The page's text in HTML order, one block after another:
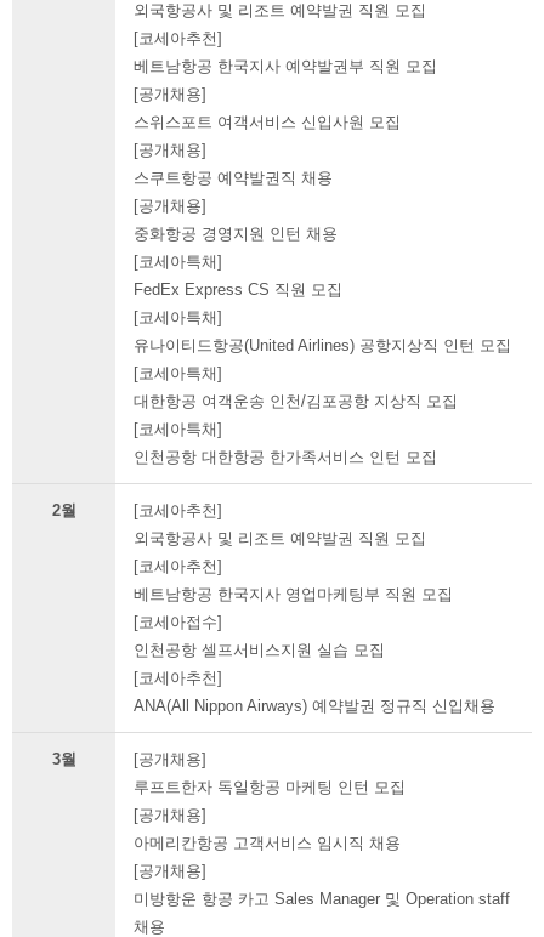
외국항공사 및 리조트 예약발권 직원 모집
[코세아추천]
베트남항공 한국지사 예약발권부 직원 모집
[공개채용]
스위스포트 여객서비스 신입사원 모집
[공개채용]
스쿠트항공 예약발권직 채용
[공개채용]
중화항공 경영지원 인턴 채용
[코세아특채]
FedEx Express CS 직원 모집
[코세아특채]
유나이티드항공(United Airlines) 공항지상직 인턴 모집
[코세아특채]
대한항공 여객운송 인천/김포공항 지상직 모집
[코세아특채]
인천공항 대한항공 한가족서비스 인턴 모집
2월
[코세아추천]
외국항공사 및 리조트 예약발권 직원 모집
[코세아추천]
베트남항공 한국지사 영업마케팅부 직원 모집
[코세아접수]
인천공항 셀프서비스지원 실습 모집
[코세아추천]
ANA(All Nippon Airways) 예약발권 정규직 신입채용
3월
[공개채용]
루프트한자 독일항공 마케팅 인턴 모집
[공개채용]
아메리칸항공 고객서비스 임시직 채용
[공개채용]
미방항운 항공 카고 Sales Manager 및 Operation staff
채용